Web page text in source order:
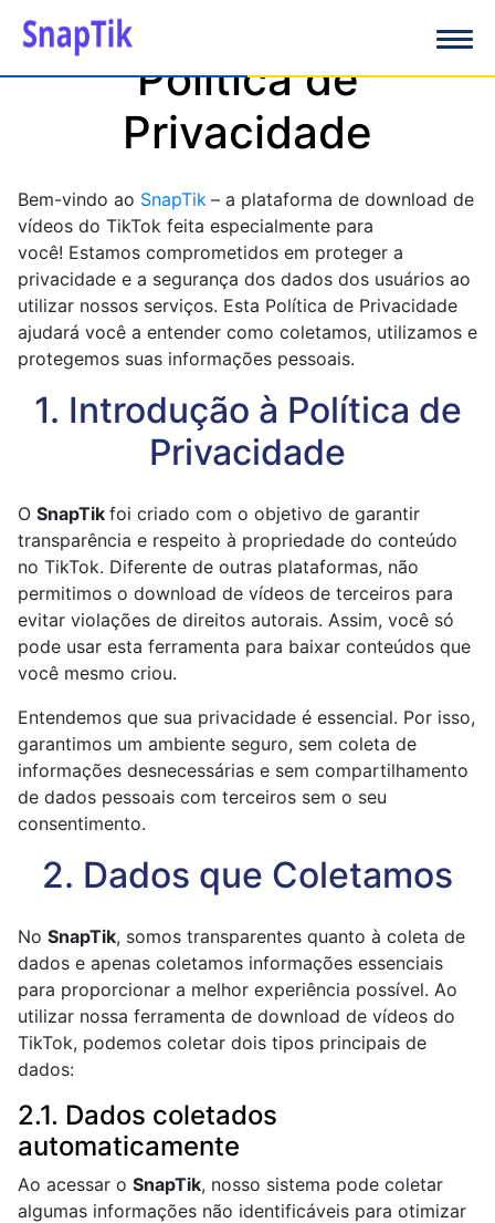
Política de
Privacidade
Bem-vindo ao SnapTik – a plataforma de download de
vídeos do TikTok feita especialmente para
você! Estamos comprometidos em proteger a
privacidade e a segurança dos dados dos usuários ao
utilizar nossos serviços. Esta Política de Privacidade
ajudará você a entender como coletamos, utilizamos e
protegemos suas informações pessoais.
1. Introdução à Política de
Privacidade
O SnapTik foi criado com o objetivo de garantir
transparência e respeito à propriedade do conteúdo
no TikTok. Diferente de outras plataformas, não
permitimos o download de vídeos de terceiros para
evitar violações de direitos autorais. Assim, você só
pode usar esta ferramenta para baixar conteúdos que
você mesmo criou.
Entendemos que sua privacidade é essencial. Por isso,
garantimos um ambiente seguro, sem coleta de
informações desnecessárias e sem compartilhamento
de dados pessoais com terceiros sem o seu
consentimento.
2. Dados que Coletamos
No SnapTik, somos transparentes quanto à coleta de
dados e apenas coletamos informações essenciais
para proporcionar a melhor experiência possível. Ao
utilizar nossa ferramenta de download de vídeos do
TikTok, podemos coletar dois tipos principais de
dados:
2.1. Dados coletados
automaticamente
Ao acessar o SnapTik, nosso sistema pode coletar
algumas informações não identificáveis para otimizar